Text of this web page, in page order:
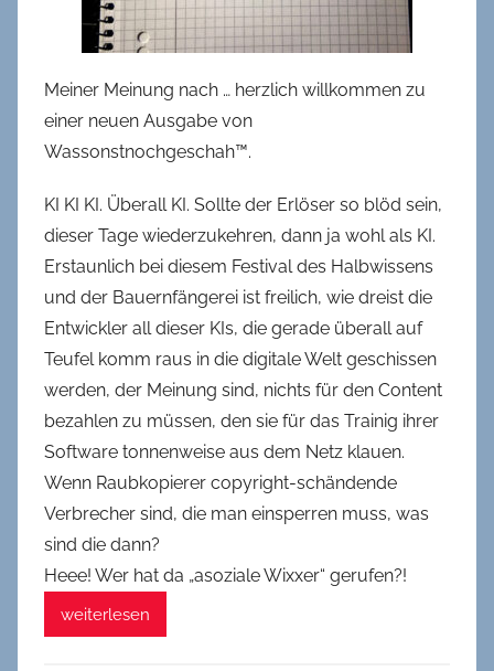
Meiner Meinung nach … herzlich willkommen zu
einer neuen Ausgabe von
Wassonstnochgeschah™.
KI KI KI. Überall KI. Sollte der Erlöser so blöd sein,
dieser Tage wiederzukehren, dann ja wohl als KI.
Erstaunlich bei diesem Festival des Halbwissens
und der Bauernfängerei ist freilich, wie dreist die
Entwickler all dieser KIs, die gerade überall auf
Teufel komm raus in die digitale Welt geschissen
werden, der Meinung sind, nichts für den Content
bezahlen zu müssen, den sie für das Trainig ihrer
Software tonnenweise aus dem Netz klauen.
Wenn Raubkopierer copyright-schändende
Verbrecher sind, die man einsperren muss, was
sind die dann?
Heee! Wer hat da „asoziale Wixxer“ gerufen?!
weiterlesen